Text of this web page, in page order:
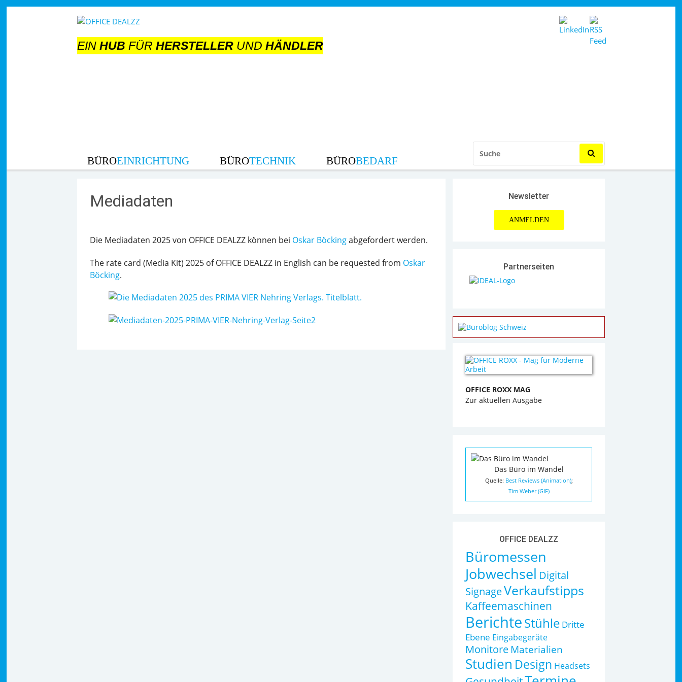
EIN HUB FÜR HERSTELLER UND HÄNDLER
BÜROEINRICHTUNG BÜROTECHNIK BÜROBEDARF
NACH:
Mediadaten
Die Mediadaten 2025 von OFFICE DEALZZ können bei Oskar Böckingabgefordert werden.
The rate card (Media Kit) 2025 of OFFICE DEALZZ in English can be requested from Oskar
Böcking.
Newsletter
ANMELDEN
Partnerseiten
OFFICE ROXX MAG
Zur aktuellen Ausgabe
Das Büro im Wandel
Quelle: Best Reviews (Animation);
Tim Weber (GIF)
OFFICE DEALZZ
Büromessen
Jobwechsel Digital
SignageVerkaufstipps
Kaffeemaschinen
BerichteStühle Dritte
Ebene Eingabegeräte
MonitoreMaterialien
Studien Design Headsets